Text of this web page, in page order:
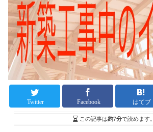
Twitter Facebook はてブ
この記事は約7分で読めます。